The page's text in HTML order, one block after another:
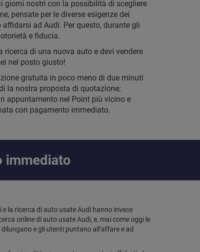
giorni nostri con la possibilità di scegliere
pensate per le diverse esigenze dei
ad Audi. Per questo, durante gli
e fiducia.
ricerca di una nuova auto e devi vendere
nel posto giusto!
gratuita in poco meno di due minuti
la nostra proposta di quotazione;
appuntamento nel Point più vicino e
con pagamento immediato.
immediato
la ricerca di auto usate Audi hanno invece
online di auto usate Audi, e, mai come oggi le
e gli utenti puntano all’affare e ad